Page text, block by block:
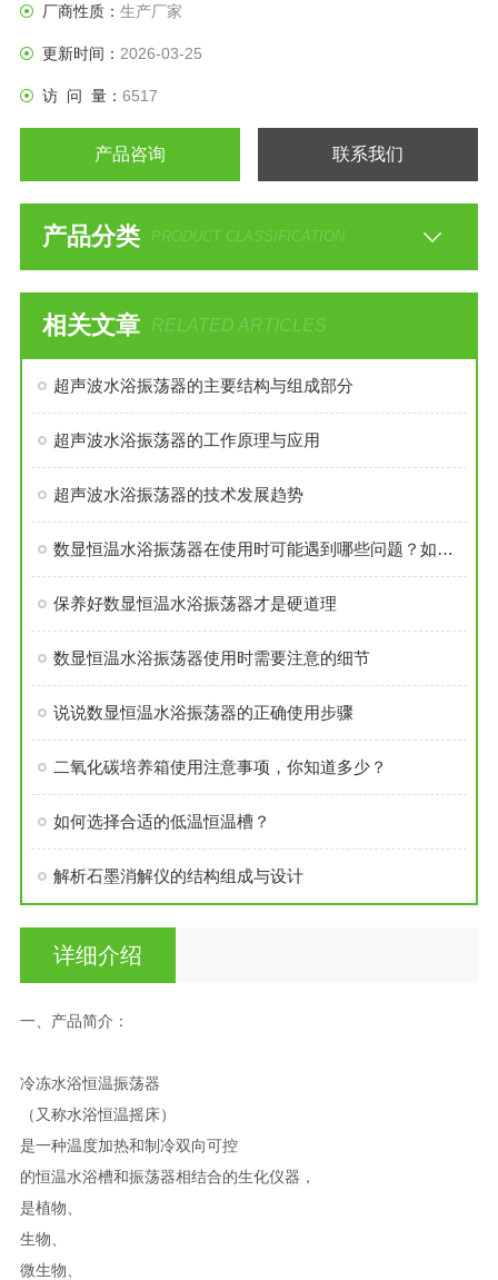
平稳，操作简便安全。⑥
厂商性质： 生产厂家
更新时间： 2026-03-25
访 问 量： 6517
产品咨询 联系我们
产品分类 PRODUCT CLASSIFICATION
相关文章 RELATED ARTICLES
超声波水浴振荡器的主要结构与组成部分
超声波水浴振荡器的工作原理与应用
超声波水浴振荡器的技术发展趋势
数显恒温水浴振荡器在使用时可能遇到哪些问题？如何解决？
保养好数显恒温水浴振荡器才是硬道理
数显恒温水浴振荡器使用时需要注意的细节
说说数显恒温水浴振荡器的正确使用步骤
二氧化碳培养箱使用注意事项，你知道多少？
如何选择合适的低温恒温槽？
解析石墨消解仪的结构组成与设计
详细介绍
一、产品简介：
冷冻水浴恒温振荡器
（又称水浴恒温摇床）
是一种温度加热和制冷双向可控
的恒温水浴槽和振荡器相结合的生化仪器，
是植物、
生物、
微生物、